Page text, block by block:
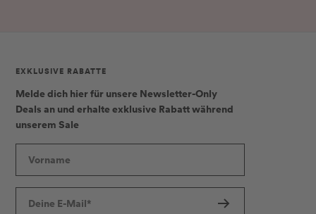
EXKLUSIVE RABATTE
Melde dich hier für unsere Newsletter-Only
Deals an und erhalteexklusive Rabattwährend
unserem Sale
Vorname
Deine E-Mail*